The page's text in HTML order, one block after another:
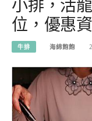
位，優惠
牛排 海綿飽飽